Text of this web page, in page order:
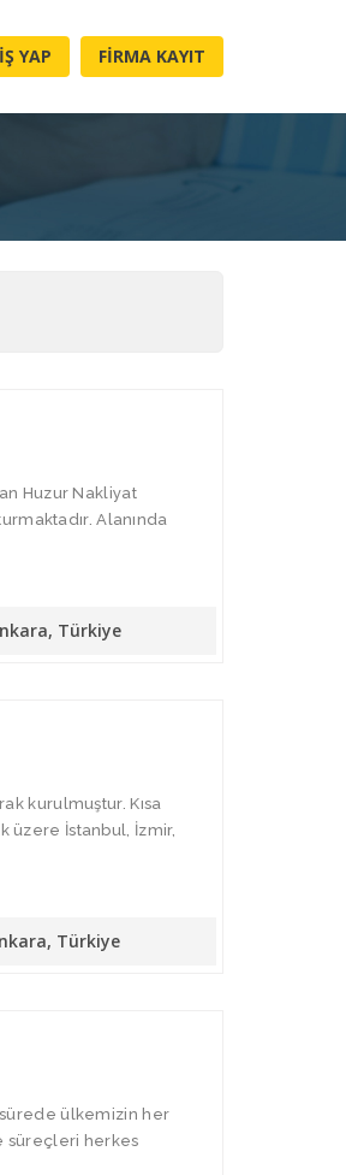
YAP FIRMA KAYIT
Huzur Nakliyat
Alanında
Türkiye
kurulmuştur. Kısa
üzere İstanbul, İzmir,
Türkiye
sürede ülkemizin her
süreçleri herkes